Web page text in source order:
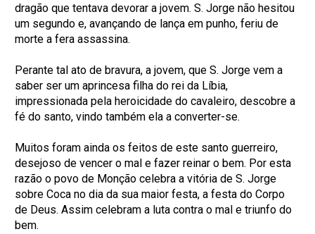
dragão que tentava devorar a jovem. S. Jorge não hesitou
um segundo e, avançando de lança em punho, feriu de
morte a fera assassina.
Perante tal ato de bravura, a jovem, que S. Jorge vem a
saber ser um aprincesa filha do rei da Líbia,
impressionada pela heroicidade do cavaleiro, descobre a
fé do santo, vindo também ela a converter-se.
Muitos foram ainda os feitos de este santo guerreiro,
desejoso de vencer o mal e fazer reinar o bem. Por esta
razão o povo de Monção celebra a vitória de S. Jorge
sobre Coca no dia da sua maior festa, a festa do Corpo
de Deus. Assim celebram a luta contra o mal e triunfo do
bem.